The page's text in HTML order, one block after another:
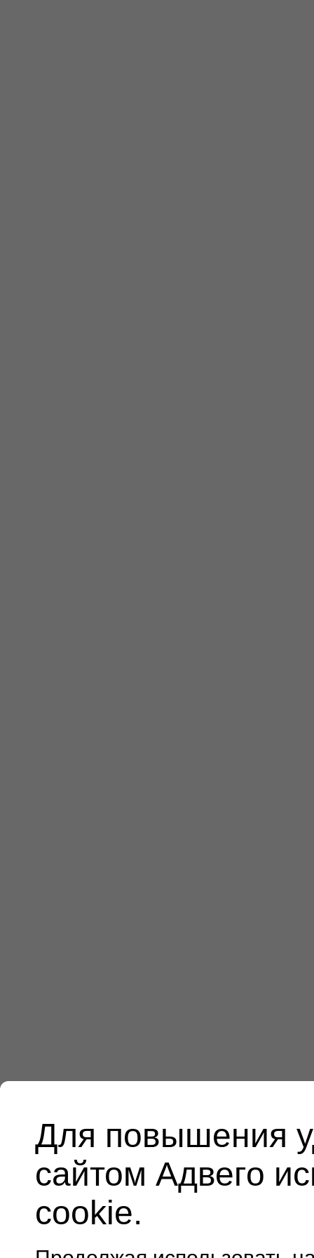
Для повышения
сайтом Адвего
cookie.